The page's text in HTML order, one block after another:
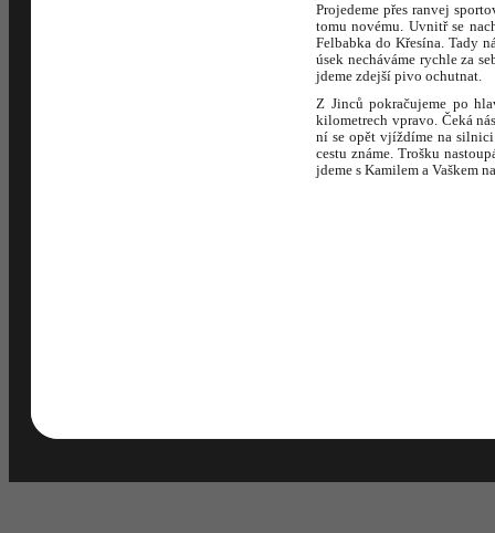
Projedeme přes ranvej
tomu novému. Uvnitř se
Felbabka do Křesína. Tady
úsek necháváme rychle za
jdeme zdejší pivo ochutnat.
Z Jinců pokračujeme po
kilometrech vpravo. Čeká
ní se opět vjíždíme na
cestu známe. Trošku
jdeme s Kamilem a Vaškem